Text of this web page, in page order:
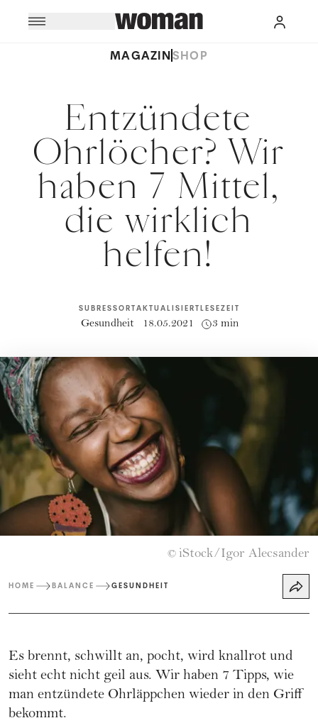
MAGAZINSHOP
Entzündete
Ohrlöcher? Wir
haben 7 Mittel,
die wirklich
helfen!
SUBRESSORT
Gesundheit
AKTUALISIERT
18.05.2021
LESEZEIT
3 min
© iStock/Igor Alecsander
HOME BALANCE GESUNDHEIT
Es brennt, schwillt an, pocht, wird knallrot und
sieht echt nicht geil aus. Wir haben 7 Tipps, wie
man entzündete Ohrläppchen wieder in den Griff
bekommt.